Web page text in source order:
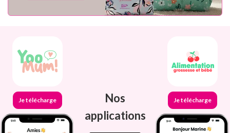
Je télécharge
Nos
applications
Je télécharge